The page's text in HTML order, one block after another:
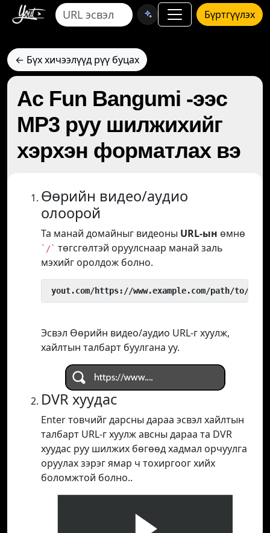
Бүртгүүлэх
← Бүх хичээлүүд рүү буцах
Ac Fun Bangumi -ээс
MP3 руу шилжихийг
хэрхэн форматлах вэ
Өөрийн видео/аудио
олоорой
Та манай домайныг видеоны URL-ын өмнө
`/` төгсгөлтэй оруулснаар манай заль
мэхийг оролдож болно.
yout.com/https://www.example.com/path/to/
Эсвэл Өөрийн видео/аудио URL-г хуулж,
хайлтын талбарт буулгана уу.
DVR хуудас
Enter товчийг дарсны дараа эсвэл хайлтын
талбарт URL-г хуулж авсны дараа та DVR
хуудас руу шилжих бөгөөд хадмал орчуулга
оруулах зэрэг ямар ч тохиргоог хийх
боломжтой болно..